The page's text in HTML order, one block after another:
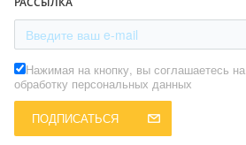
Нажимая на кнопку, вы соглашаетесь на
обработку персональных данных
ПОДПИСАТЬСЯ